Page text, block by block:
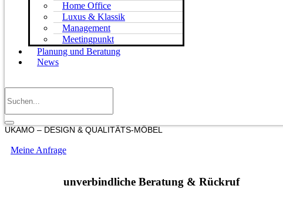
Home Office
Luxus & Klassik
Management
Meetingpunkt
Planung und Beratung
News
UKAMO – DESIGN & QUALITÄTS-MÖBEL
Meine Anfrage
unverbindliche Beratung & Rückruf